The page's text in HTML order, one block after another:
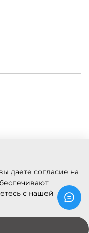
даете согласие на
с нашей